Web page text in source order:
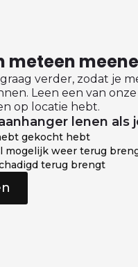
meteen
verder, zodat je
Leen een van
op locatie hebt.
lenen als
gekocht hebt
mogelijk weer terug
terug brengt